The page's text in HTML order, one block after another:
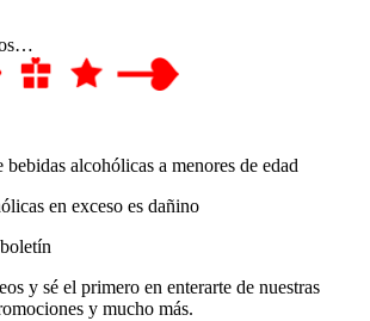
alcohólicas a menores de edad
en exceso es dañino
y sé el primero en enterarte de nuestras
y mucho más.